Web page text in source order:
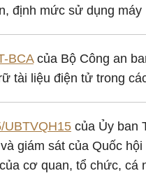
định mức sử dụng
BCAcủa Bộ Công an
tài liệu điện tử trong
UBTVQH15 của Ủy ban
giám sát của Quốc
cơ quan, tổ chức, cá